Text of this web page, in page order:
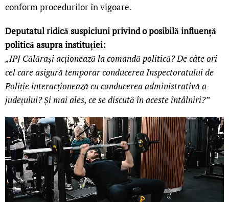
conform procedurilor în vigoare.
Deputatul ridică suspiciuni privind o posibilă influență
politică asupra instituției:
„IPJ Călărași acționează la comandă politică? De câte ori
cel care asigură temporar conducerea Inspectoratului de
Poliție interacționează cu conducerea administrativă a
județului? Și mai ales, ce se discută în aceste întâlniri?”